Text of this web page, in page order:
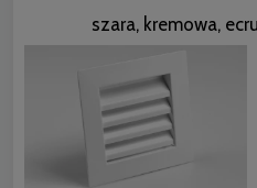
szara, kremowa,